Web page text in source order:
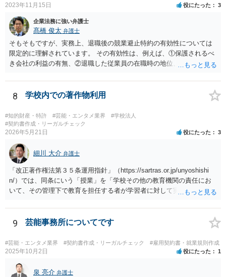
2023年11月15日 役にたった 3
企業法務に強い弁護士
髙橋 俊太 弁護士
そもそもですが、実務上、退職後の競業避止特約の有効性については
限定的に理解されています。 その有効性は、例えば、①保護されるべ
き会社の利益の有無、②退職した従業員の在職時の地位、③地域的限
囲、⑥代償措置の有無といった判断要素によって検討されます。 いず
れにしても、書面を拝見するなど具体的な事情を詳しくお伺いする必
ては会社側の請求は認められにくいのではないかという印象です。
8 学校内での著作物利用
#知的財産・特許 #芸能・エンタメ業界
#学校法人
#契約書作成・リーガルチェック
2026年5月21日 役にたった 3
細川 大介 弁護士
「改正著作権法第３５条運用指針」（https://sartras.or.jp/unyoshishi
n/）では、同条にいう「授業」を「学校その他の教育機関の責任にお
いて、その管理下で教育を担任する者が学習者に対して実施する教育
級活動・クラブ活動・学校行事等）、部活動、課外補習授業等を、該
当しない例として自主的なボランティア活動・保護者会・ＰＴＡ活動
校司書は、学校図書館法第６条第１項上「専ら学校図書館の職務に従
事する職員」と位置づけられ、運用指針にいう「教育を担任する者」
書館独自の読書推進活動であり、該当例のいずれにも当たりません。
9 芸能事務所についてです
#芸能・エンタメ業界 #契約書作成・リーガルチェック #雇用契約書・就業規則作成
2025年10月2日 役にたった 1
泉 亮介 弁護士